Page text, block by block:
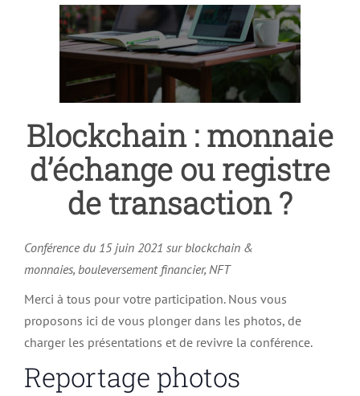
Blockchain : monnaie
d’échange ou registre
de transaction ?
Conférence du 15 juin 2021 sur blockchain &
monnaies, bouleversement financier, NFT
Merci à tous pour votre participation. Nous vous
proposons ici de vous plonger dans les photos, de
charger les présentations et de revivre la conférence.
Reportage photos